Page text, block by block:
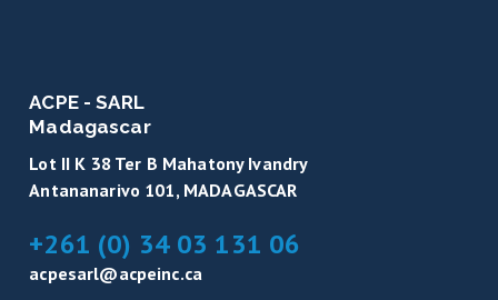
ACPE - SARL
Madagascar
Lot II K 38 Ter B Mahatony Ivandry
Antananarivo 101, MADAGASCAR
+261 (0) 34 03 131 06
acpesarl@acpeinc.ca